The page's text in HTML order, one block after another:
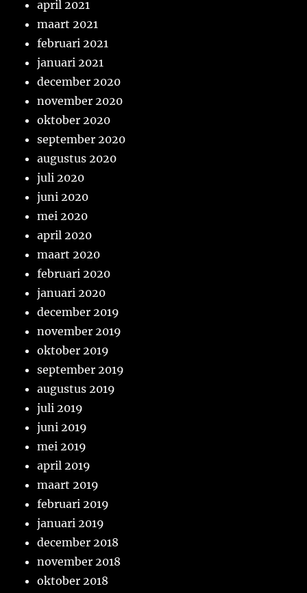
april 2021
maart 2021
februari 2021
januari 2021
december 2020
november 2020
oktober 2020
september 2020
augustus 2020
juli 2020
juni 2020
mei 2020
april 2020
maart 2020
februari 2020
januari 2020
december 2019
november 2019
oktober 2019
september 2019
augustus 2019
juli 2019
juni 2019
mei 2019
april 2019
maart 2019
februari 2019
januari 2019
december 2018
november 2018
oktober 2018